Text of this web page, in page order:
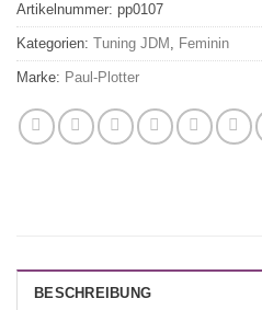
Artikelnummer: pp0107
Kategorien: Tuning JDM , Feminin
Marke: Paul-Plotter
BESCHREIBUNG